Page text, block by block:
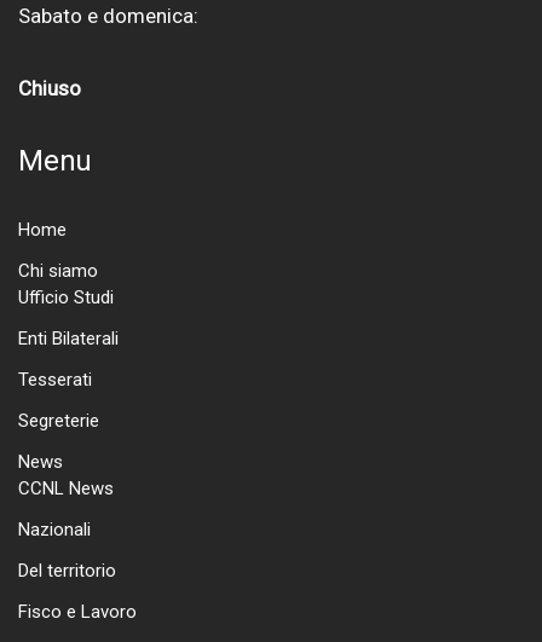
Sabato e domenica:
Chiuso
Menu
Home
Chi siamo
Ufficio Studi
Enti Bilaterali
Tesserati
Segreterie
News
CCNL News
Nazionali
Del territorio
Fisco e Lavoro